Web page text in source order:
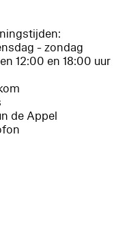
- zondag
12:00 en 18:00 uur
de Appel